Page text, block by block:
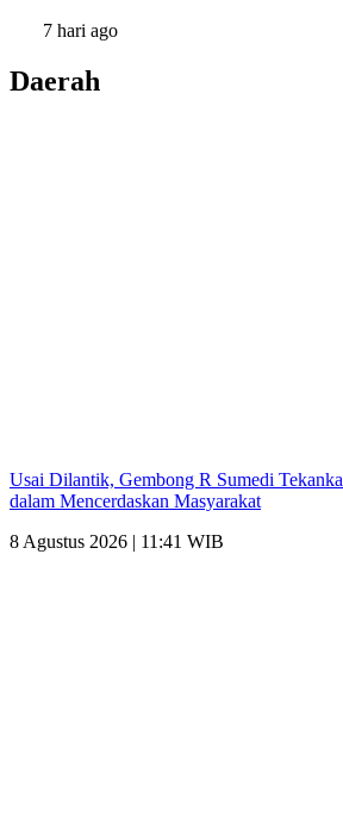
7 hari ago
Daerah
Usai Dilantik, Gembong R Sumedi
dalam Mencerdaskan Masyarakat
8 Agustus 2026 | 11:41 WIB